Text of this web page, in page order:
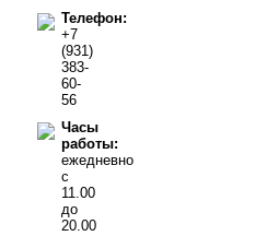
Телефон:
+7
(931)
383-
60-
56
Часы
работы:
ежедневно
с
11.00
до
20.00